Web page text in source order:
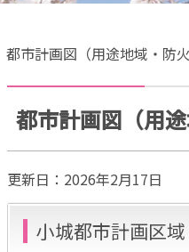
都市計画図（用途地域・防
都市計画図（用
更新日： 2026年2月17日
小城都市計画区域